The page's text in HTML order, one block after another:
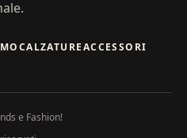
CALZATUREACCESSORI
e Fashion!